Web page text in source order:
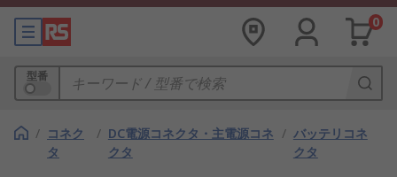
0
型番
/ コネク
タ
/ DC電源コネクタ・主電源コネ
クタ
/ バッテリコネ
クタ